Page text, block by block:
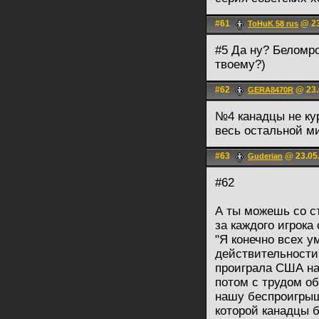
#61 ToHuK 58 rus @
#5 Да ну?
твоему?)
#62 GERA8470R @
№4 канадцы не
весь остальной
#63 Guderian @
#62
А ты можешь со
за каждого
"Я конечно всех
проиграла США
потом с трудом
нашу
которой канадцы